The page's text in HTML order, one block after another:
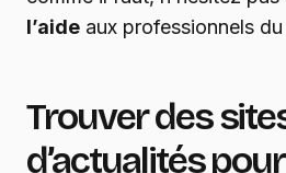
l’aide aux professionnels
Trouver des
d’actualités